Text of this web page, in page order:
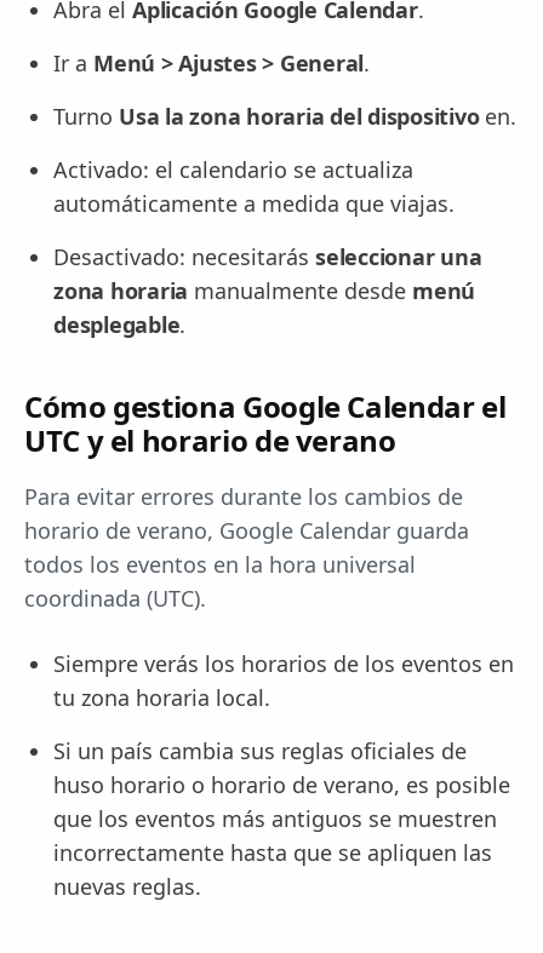
Abra el Aplicación Google Calendar.
Ir a Menú > Ajustes > General.
Turno Usa la zona horaria del dispositivoen.
Activado: el calendario se actualiza
automáticamente a medida que viajas.
Desactivado: necesitarás seleccionar una
zona horaria manualmente desde menú
desplegable.
Cómo gestiona Google Calendar el
UTC y el horario de verano
Para evitar errores durante los cambios de
horario de verano, Google Calendar guarda
todos los eventos en la hora universal
coordinada (UTC).
Siempre verás los horarios de los eventos en
tu zona horaria local.
Si un país cambia sus reglas oficiales de
huso horario o horario de verano, es posible
que los eventos más antiguos se muestren
incorrectamente hasta que se apliquen las
nuevas reglas.